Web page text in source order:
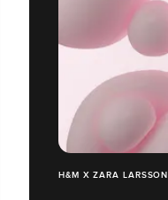
H&M X ZARA LARSSON